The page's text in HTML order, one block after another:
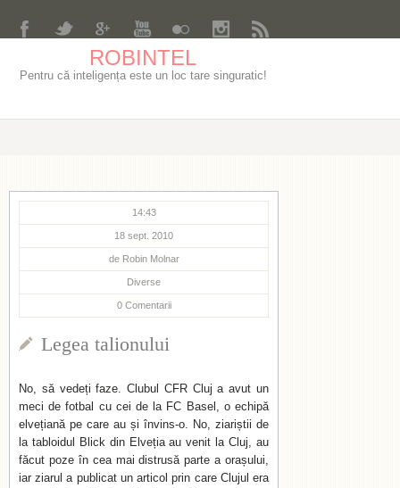
ROBINTEL
Pentru că inteligența este un loc tare singuratic!
14:43
18 sept. 2010
de Robin Molnar
Diverse
0 Comentarii
Legea talionului
No, să vedeți faze. Clubul CFR Cluj a avut un
meci de fotbal cu cei de la FC Basel, o echipă
elvețiană pe care au și învins-o. No, ziariștii de
la tabloidul Blick din Elveția au venit la Cluj, au
făcut poze în cea mai distrusă parte a orașului,
iar ziarul a publicat un articol prin care Clujul era